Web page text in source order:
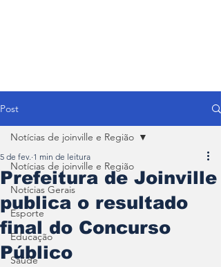
Post
Notícias de joinville e Região
Notícias Gerais
Esporte
Educação
Saúde
Notícias de joinville e Região
Prefeitura de Joinville
publica o resultado
final do Concurso
Público
5 de fev. 1 min de leitura